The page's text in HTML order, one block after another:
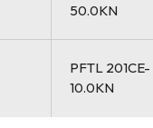
50.0KN
PFTL 201CE-
10.0KN